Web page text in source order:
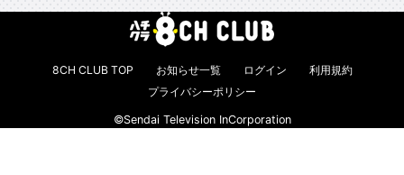
8CH CLUB TOP お知らせ一覧 ログイン
利用規約
プライバシーポリシー
©Sendai Television InCorporation